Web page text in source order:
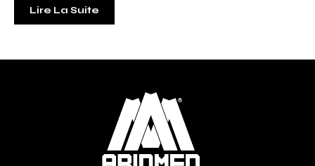
Lire La Suite